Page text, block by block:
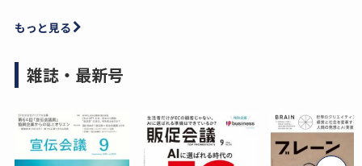
もっと見る
雑誌・最新号